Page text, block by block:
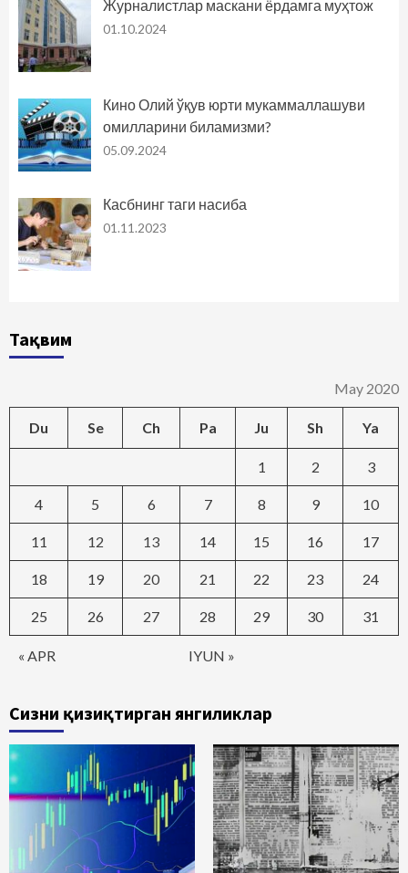
Журналистлар маскани ёрдамга муҳтож
01.10.2024
Кино Олий ўқув юрти мукаммаллашуви
омилларини биламизми?
05.09.2024
Касбнинг таги насиба
01.11.2023
Тақвим
May 2020
Du Se Ch Pa Ju Sh Ya
« APR IYUN »
1 2 3
4 5 6 7 8 9 10
11 12 13 14 15 16 17
18 19 20 21 22 23 24
25 26 27 28 29 30 31
Сизни қизиқтирган янгиликлар